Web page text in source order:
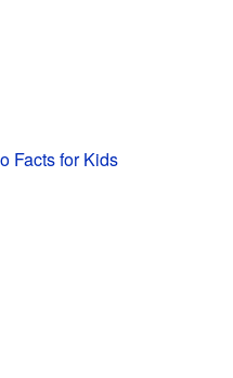
Facts for Kids